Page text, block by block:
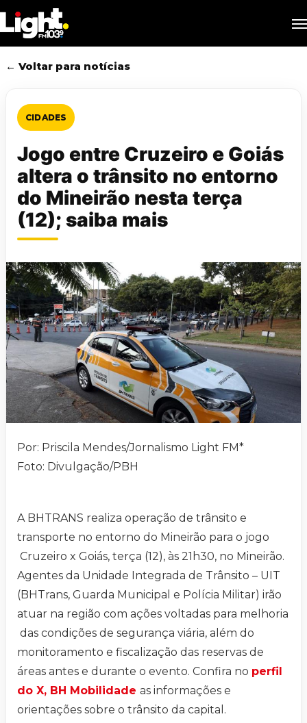
to
main
content
← Voltar para notícias
CIDADES
Jogo entre Cruzeiro e Goiás
altera o trânsito no entorno
do Mineirão nesta terça
(12); saiba mais
Por: Priscila Mendes/Jornalismo Light FM*
Foto: Divulgação/PBH
A BHTRANS realiza operação de trânsito e
transporte no entorno do Mineirão para o jogo
Cruzeiro x Goiás, terça (12), às 21h30, no Mineirão.
Agentes da Unidade Integrada de Trânsito – UIT
(BHTrans, Guarda Municipal e Polícia Militar) irão
atuar na região com ações voltadas para melhoria
das condições de segurança viária, além do
monitoramento e fiscalização das reservas de
áreas antes e durante o evento. Confira no perfil
do X, BH Mobilidade as informações e
orientações sobre o trânsito da capital.